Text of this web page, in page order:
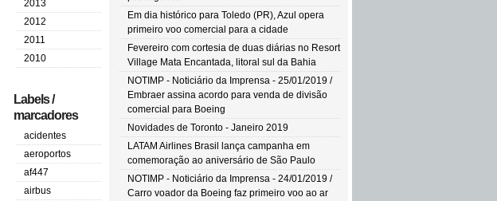
2013
2012
2011
2010
Labels /
marcadores
acidentes
aeroportos
af447
airbus
Em dia histórico para Toledo (PR), Azul opera
primeiro voo comercial para a cidade
Fevereiro com cortesia de duas diárias no Resort
Village Mata Encantada, litoral sul da Bahia
NOTIMP - Noticiário da Imprensa - 25/01/2019 /
Embraer assina acordo para venda de divisão
comercial para Boeing
Novidades de Toronto - Janeiro 2019
LATAM Airlines Brasil lança campanha em
comemoração ao aniversário de São Paulo
NOTIMP - Noticiário da Imprensa - 24/01/2019 /
Carro voador da Boeing faz primeiro voo ao ar